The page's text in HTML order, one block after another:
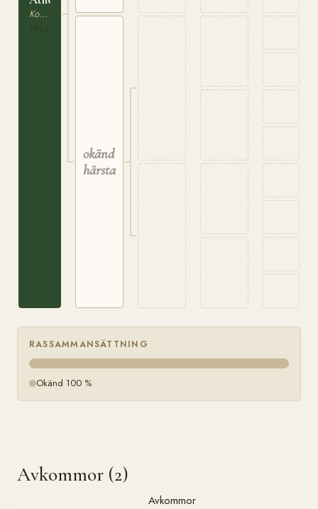
Korsning / Ras saknas
okänd
härstamning
RASSAMMANSÄTTNING
Okänd 100 %
Avkommor (2)
Avkommor